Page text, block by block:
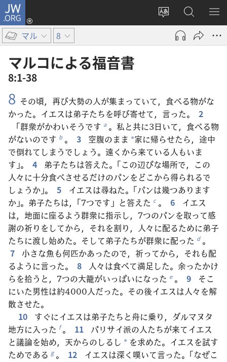
JW.ORG
サ
ト
を
変
え
る
ロ
グ
ン
ブ
で
開
く）
JW.ORG
の
検
メ
を
マル 8
マルコ​に​よる​福音​書
8:1-38
8 その頃，再び大勢の人が集まっていて，食べる物がな
かった。イエスは弟子たちを呼び寄せて，言った。
2
「群衆がかわいそうです a 。私と共に3日いて，食べる物
がないのです b 。 3 空腹のまま *家に帰らせたら，途中
で倒れてしまうでしょう。遠くから来ている人もいま
す」。
4
弟子たちは答えた。「この辺ぴな場所で，この
人々に十分食べさせるだけのパンをどこから得られるで
しょうか」。
5
イエスは尋ねた。「パンは幾つあります
か」。弟子たちは，「7つです」と答えた c 。 6
イエス
は，地面に座るよう群衆に指示し，7つのパンを取って感
謝の祈りをしてから，それを割り，人々に配るために弟子
たちに渡し始めた。そして弟子たちが群衆に配った d 。
7
小さな魚も何匹かあったので，祈ってから，それも配
るように言った。
8
人々は食べて満足した。余ったかけ
らを拾うと，7つの大籠がいっぱいになった e 。 9
そこ
にいた男性は約4000人だった。その後イエスは人々を解
散させた。
10
すぐにイエスは弟子たちと舟に乗り，ダルマヌタ
地方に入った f 。 11
パリサイ派の人たちが来てイエス
と議論を始め，天からのしるし * を求めた。イエスを試す
ためである g 。 12
イエスは深く嘆いて言った。「なぜこ